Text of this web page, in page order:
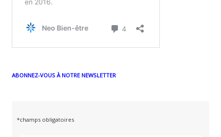
ABONNEZ-VOUS À NOTRE NEWSLETTER
*champs obligatoires